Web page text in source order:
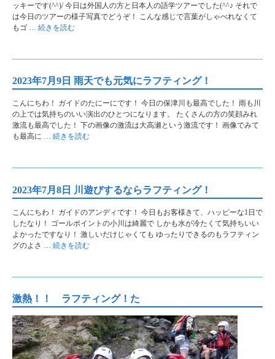
ッキーです(^^)/ 今日は外国人の方と日本人の語学ツアーでした(^^♪ それで
は今日のツアーの様子写真でどうぞ！ こんな感じで言葉がしゃべれなくて
もゴ … 続きを読む
2023年7月9日 雨天でも元気にラフティング！
こんにちわ！ ガイドのたにーにです！ 今日の保津川も最高でした！ 雨も川
の上では気持ちのいい演出のひとつになります。 たくさんの方の笑顔みれ
激流も最高でした！ 下の画像の激流は大高瀬という激流です！ 画像でみて
も最高に … 続きを読む
2023年7月8日 川遊びするならラフティング！
こんにちわ！ ガイドのアンディです！ 今日もお客様きて、ハッピーな1日で
したなり！ ゴールポイントの小川は綺麗で しかも水が冷たくて気持ちいい
よかったですなり！ 激しいだけじゃくても ゆったりできるのもラフティン
グのよさ … 続きを読む
激熱！！ ラフティング！た